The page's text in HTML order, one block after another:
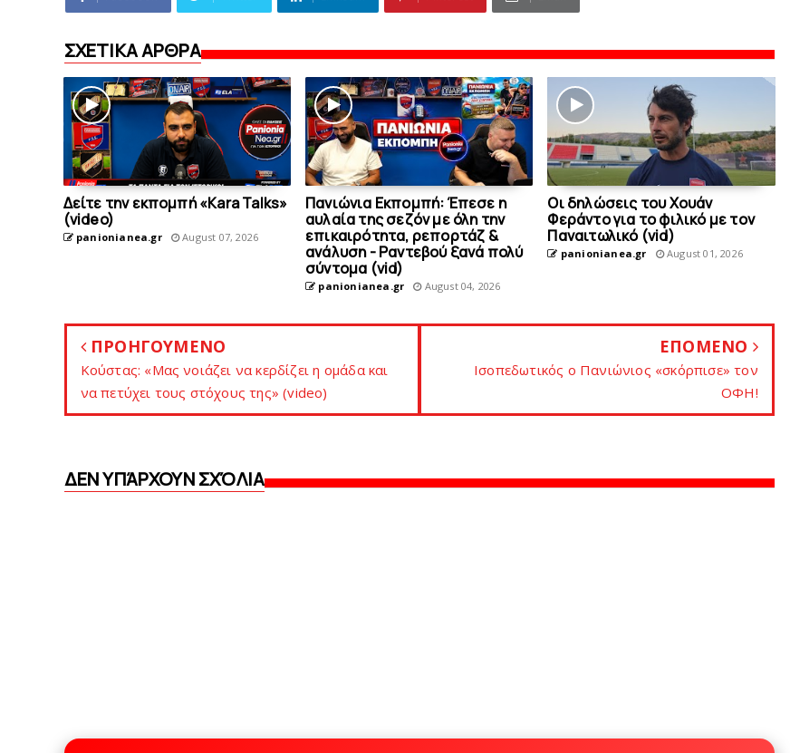
ΣΧΕΤΙΚΑ ΑΡΘΡΑ
Δείτε την εκπομπή «Kara Talks»
(video)
panionianea.gr August 07, 2026
Πανιώνια Εκπομπή: Έπεσε η
αυλαία της σεζόν με όλη την
επικαιρότητα, ρεπορτάζ &
ανάλυση - Ραντεβού ξανά πολύ
σύντομα (vid)
panionianea.gr August 04, 2026
Οι δηλώσεις του Χουάν
Φεράντο για το φιλικό με τoν
Παναιτωλικό (vid)
panionianea.gr August 01, 2026
ΠΡΟΗΓΟΥΜΕΝΟ
Kούστας: «Μας νοιάζει να κερδίζει η ομάδα και
να πετύχει τους στόχους της» (video)
ΕΠΟΜΕΝΟ
Ισοπεδωτικός ο Πανιώνιος «σκόρπισε» τον
OΦΗ!
ΔΕΝ ΥΠΆΡΧΟΥΝ ΣΧΌΛΙΑ